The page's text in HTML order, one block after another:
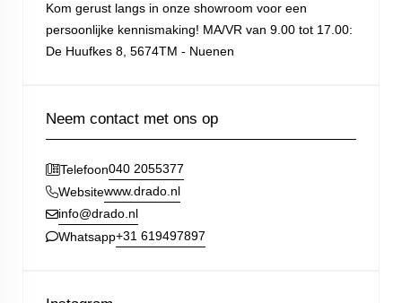
Kom gerust langs in onze showroom voor een
persoonlijke kennismaking! MA/VR van 9.00 tot 17.00:
De Huufkes 8, 5674TM - Nuenen
Neem contact met ons op
Telefoon040 2055377
Websitewww.drado.nl
info@drado.nl
Whatsapp+31 619497897